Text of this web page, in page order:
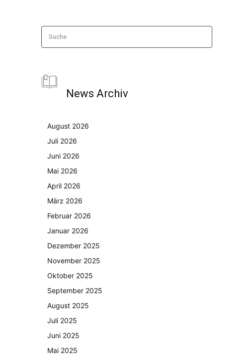
Suche
News Archiv
August 2026
Juli 2026
Juni 2026
Mai 2026
April 2026
März 2026
Februar 2026
Januar 2026
Dezember 2025
November 2025
Oktober 2025
September 2025
August 2025
Juli 2025
Juni 2025
Mai 2025